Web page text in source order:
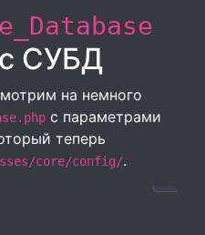
СУБД
на немного
с параметрами
теперь
core/config/.